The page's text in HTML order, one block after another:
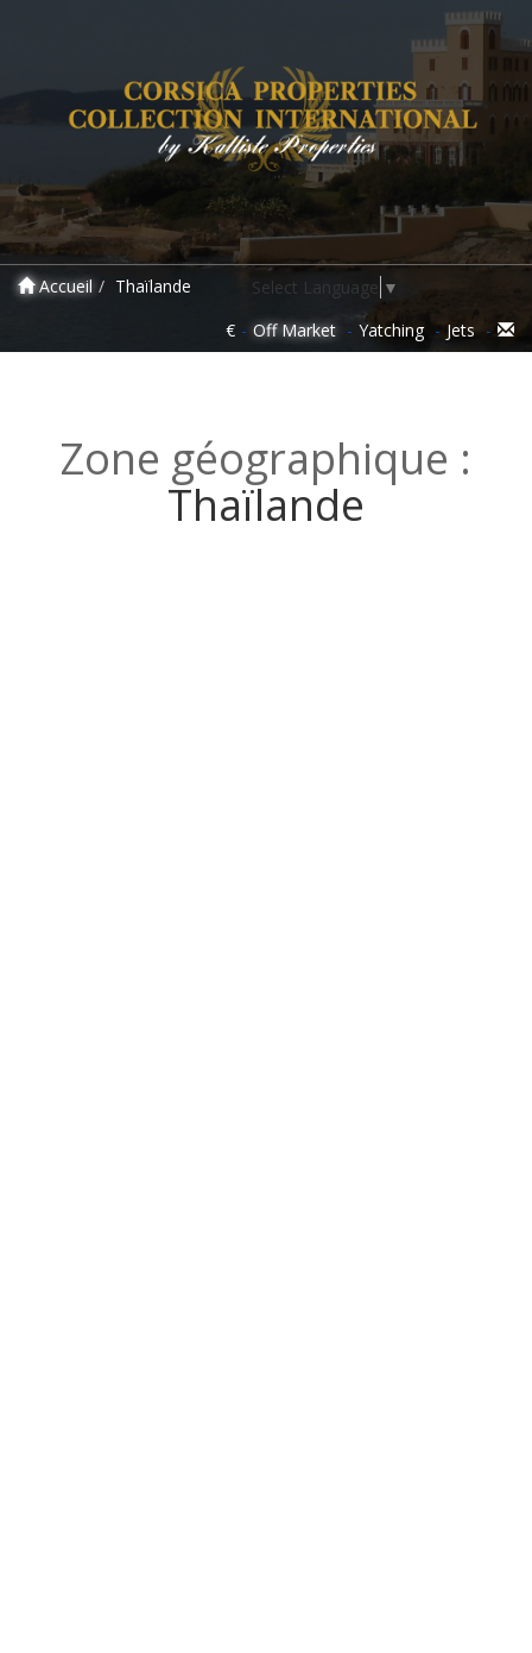
Accueil Thaïlande Select Language ▼
€
Off Market Yatching Jets
Zone géographique :
Thaïlande